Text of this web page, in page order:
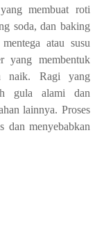
membuat roti
soda, dan baking
atau susu
yang membentuk
naik. Ragi yang
gula alami dan
lainnya. Proses
dan menyebabkan